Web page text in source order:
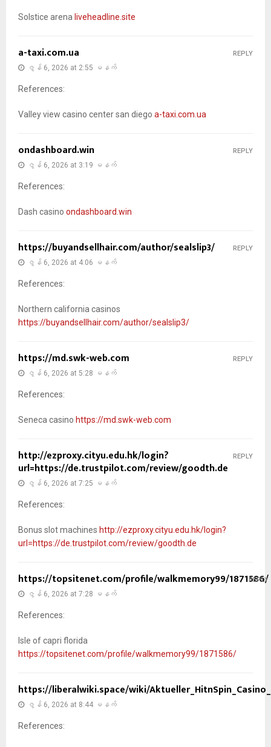
Solstice arena liveheadline.site
a-taxi.com.ua
ဇွန် 6, 2026 at 2:55 မနက်
References:
Valley view casino center san diego a-taxi.com.ua
REPLY
ondashboard.win
ဇွန် 6, 2026 at 3:19 မနက်
References:
Dash casino ondashboard.win
REPLY
https://buyandsellhair.com/author/sealslip3/
ဇွန် 6, 2026 at 4:06 မနက်
References:
Northern california casinos
https://buyandsellhair.com/author/sealslip3/
REPLY
https://md.swk-web.com
ဇွန် 6, 2026 at 5:28 မနက်
References:
Seneca casino https://md.swk-web.com
REPLY
http://ezproxy.cityu.edu.hk/login?
url=https://de.trustpilot.com/review/goodth.de
ဇွန် 6, 2026 at 7:25 မနက်
References:
Bonus slot machines http://ezproxy.cityu.edu.hk/login?
url=https://de.trustpilot.com/review/goodth.de
REPLY
https://topsitenet.com/profile/walkmemory99/1871586/
ဇွန် 6, 2026 at 7:28 မနက်
References:
Isle of capri florida
https://topsitenet.com/profile/walkmemory99/1871586/
REPLY
https://liberalwiki.space/wiki/
ဇွန် 6, 2026 at 8:44 မနက်
References: